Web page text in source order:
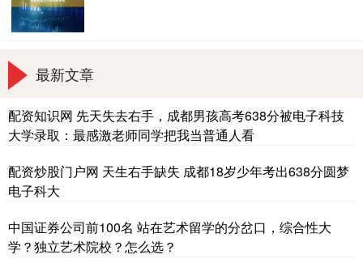
最新文章
配资知识网 先天失去右手，成都男孩高考638分被电子科技
大学录取：最感激老师同学把我当普通人看
配资炒股门户网 天生右手缺失 成都18岁少年考出638分圆梦
电子科大
中国证券公司前100名 站在艺术留学的分岔口，综合性大
学？独立艺术院校？怎么选？